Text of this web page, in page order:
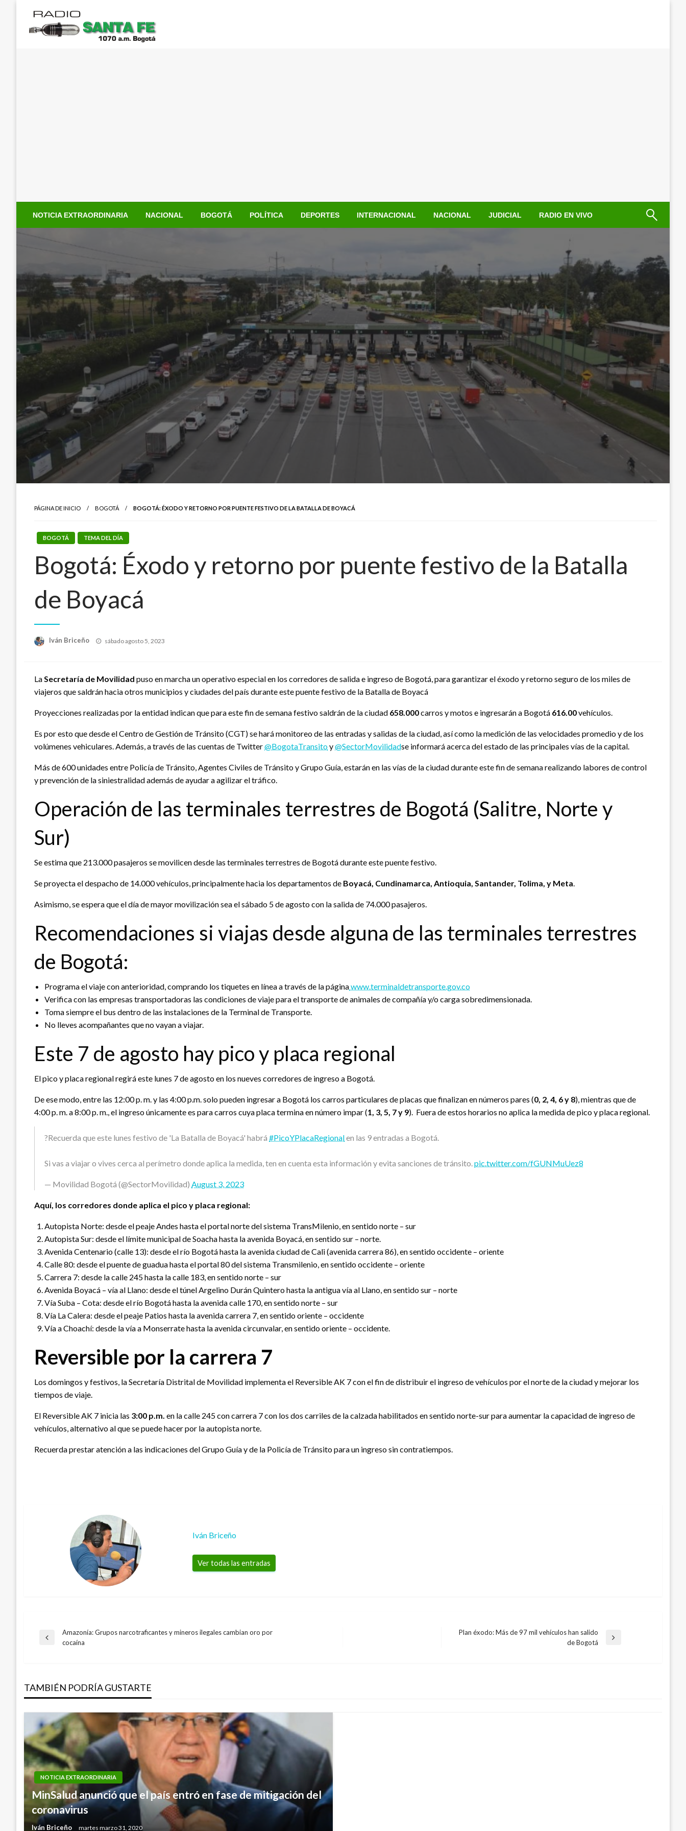
contenido
NOTICIA EXTRAORDINARIA NACIONAL BOGOTÁ POLÍTICA DEPORTES INTERNACIONAL NACIONAL JUDICIAL RADIO EN VIVO
PÁGINA DE INICIO BOGOTÁ BOGOTÁ: ÉXODO Y RETORNO POR PUENTE FESTIVO DE LA BATALLA DE BOYACÁ
BOGOTÁ TEMA DEL DÍA
Bogotá: Éxodo y retorno por puente festivo de la Batalla
de Boyacá
Iván Briceño
Publicado
sábado agosto 5, 2023
LaSecretaría de Movilidad puso en marcha un operativo especial en los corredores de salida e ingreso de Bogotá, para garantizar el éxodo y retorno seguro de los miles de
viajeros que saldrán hacia otros municipios y ciudades del país durante este puente festivo de la Batalla de Boyacá
Proyecciones realizadas por la entidad indican que para este fin de semana festivo saldrán de la ciudad 658.000carros y motos e ingresarán a Bogotá 616.00vehículos.
Es por esto que desde el Centro de Gestión de Tránsito (CGT) se hará monitoreo de las entradas y salidas de la ciudad, así como la medición de las velocidades promedio y de los
volúmenes vehiculares. Además, a través de las cuentas de Twitter@BogotaTransitoy@SectorMovilidadse informará acerca del estado de las principales vías de la capital.
Más de 600 unidades entre Policía de Tránsito, Agentes Civiles de Tránsito y Grupo Guía, estarán en las vías de la ciudad durante este fin de semana realizando labores de control
y prevención de la siniestralidad además de ayudar a agilizar el tráfico.
Operación de las terminales terrestres de Bogotá (Salitre, Norte y
Sur)
Se estima que 213.000 pasajeros se movilicen desde las terminales terrestres de Bogotá durante este puente festivo.
Se proyecta el despacho de 14.000 vehículos, principalmente hacia los departamentos de Boyacá, Cundinamarca, Antioquia, Santander, Tolima, y Meta.
Asimismo, se espera que el día de mayor movilización sea el sábado 5 de agosto con la salida de 74.000 pasajeros.
Recomendaciones si viajas desde alguna de las terminales terrestres
de Bogotá:
Programa el viaje con anterioridad, comprando los tiquetes en línea a través de la páginawww.terminaldetransporte.gov.co
Verifica con las empresas transportadoras las condiciones de viaje para el transporte de animales de compañía y/o carga sobredimensionada.
Toma siempre el bus dentro de las instalaciones de la Terminal de Transporte.
No lleves acompañantes que no vayan a viajar.
Este 7 de agosto hay pico y placa regional
El pico y placa regional regirá este lunes 7 de agosto en los nueves corredores de ingreso a Bogotá.
De ese modo, entre las 12:00 p. m. y las 4:00 p.m. solo pueden ingresar a Bogotá los carros particulares de placas que finalizan en números pares (0, 2, 4, 6 y 8), mientras que de
4:00 p. m. a 8:00 p. m., el ingreso únicamente es para carros cuya placa termina en número impar (1, 3, 5, 7 y 9). Fuera de estos horarios no aplica la medida de pico y placa regional.
?Recuerda que este lunes festivo de 'La Batalla de Boyacá' habrá #PicoYPlacaRegionalen las 9 entradas a Bogotá.
Si vas a viajar o vives cerca al perímetro donde aplica la medida, ten en cuenta esta información y evita sanciones de tránsito.pic.twitter.com/fGUNMuUez8
— Movilidad Bogotá (@SectorMovilidad) August 3, 2023
Aquí, los corredores donde aplica el pico y placa regional:
Autopista Norte: desde el peaje Andes hasta el portal norte del sistema TransMilenio, en sentido norte – sur
Autopista Sur: desde el límite municipal de Soacha hasta la avenida Boyacá, en sentido sur – norte.
Avenida Centenario (calle 13): desde el río Bogotá hasta la avenida ciudad de Cali (avenida carrera 86), en sentido occidente – oriente
Calle 80: desde el puente de guadua hasta el portal 80 del sistema Transmilenio, en sentido occidente – oriente
Carrera 7: desde la calle 245 hasta la calle 183, en sentido norte – sur
Avenida Boyacá – vía al Llano: desde el túnel Argelino Durán Quintero hasta la antigua vía al Llano, en sentido sur – norte
Vía Suba – Cota: desde el río Bogotá hasta la avenida calle 170, en sentido norte – sur
Vía La Calera: desde el peaje Patios hasta la avenida carrera 7, en sentido oriente – occidente
Vía a Choachí: desde la vía a Monserrate hasta la avenida circunvalar, en sentido oriente – occidente.
Reversible por la carrera 7
Los domingos y festivos, la Secretaría Distrital de Movilidad implementa el Reversible AK 7 con el fin de distribuir el ingreso de vehículos por el norte de la ciudad y mejorar los
tiempos de viaje.
El Reversible AK 7 inicia las 3:00 p.m. en la calle 245 con carrera 7 con los dos carriles de la calzada habilitados en sentido norte-sur para aumentar la capacidad de ingreso de
vehículos, alternativo al que se puede hacer por la autopista norte.
Recuerda prestar atención a las indicaciones del Grupo Guía y de la Policía de Tránsito para un ingreso sin contratiempos.
Iván Briceño
Ver todas las entradas
Navegación
entradas
Entrada
Amazonía: Grupos narcotraficantes y mineros ilegales cambian oro por
cocaína
Plan éxodo: Más de 97 mil vehículos han salido
de Bogotá
TAMBIÉN PODRÍA GUSTARTE
NOTICIA EXTRAORDINARIA
MinSalud anunció que el país entró en fase de mitigación del
coronavirus
Iván Briceño martes marzo 31, 2020